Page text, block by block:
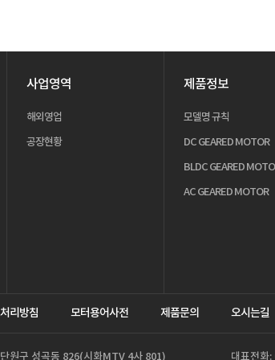
사업영역
해외영업
공장현황
제품정보
모델명 규칙
DC GEARED MOTOR
BLDC GEARED
AC GEARED MOTOR
리방침 모터용어사전 제품문의 오시는길
원구 성곡동 826(시화MTV 4사 801) 대표전화